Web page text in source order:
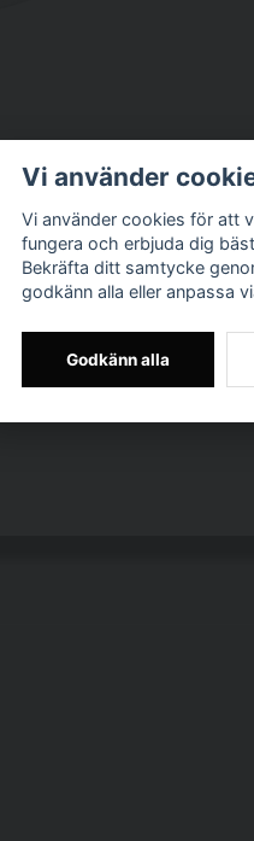
Vi använder
Vi använder cookies för att
fungera och erbjuda dig
Bekräfta ditt samtycke
godkänn alla eller anpassa
Godkänn alla